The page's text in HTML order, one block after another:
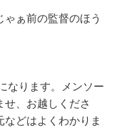
ぁ前の監督のほう
なります。メンソー
せ、お越しくださ
どはよくわかりま